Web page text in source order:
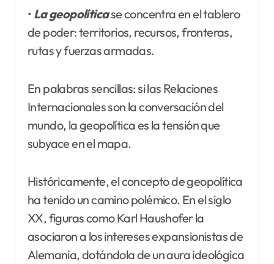
• La geopolíticase concentra en el tablero
de poder: territorios, recursos, fronteras,
rutas y fuerzas armadas.
En palabras sencillas: si las Relaciones
Internacionales son la conversación del
mundo, la geopolítica es la tensión que
subyace en el mapa.
Históricamente, el concepto de geopolítica
ha tenido un camino polémico. En el siglo
XX, figuras como Karl Haushofer la
asociaron a los intereses expansionistas de
Alemania, dotándola de un aura ideológica